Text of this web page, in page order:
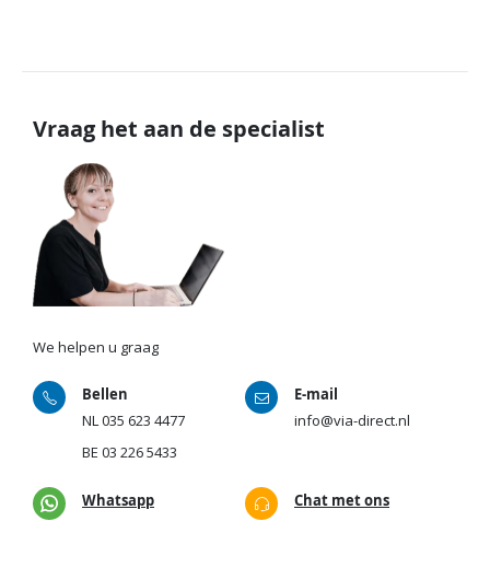
Vraag het aan de specialist
We helpen u graag
Bellen
NL035 623 4477
BE 03 226 5433
E-mail
info@via-direct.nl
Whatsapp Chat met ons